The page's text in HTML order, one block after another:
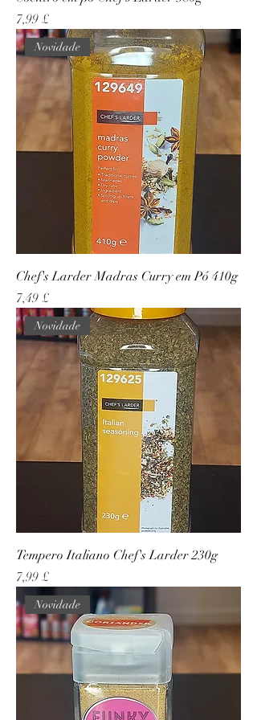
Preço
7,99 £
Novidade
Chef's Larder Madras Curry em Pó 410g
Preço
7,49 £
Novidade
Tempero Italiano Chef's Larder 230g
Preço
7,99 £
Novidade